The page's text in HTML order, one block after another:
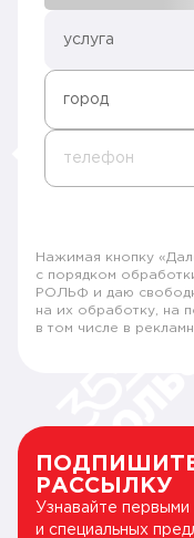
услуга
город
телефон
Нажимая кнопку
с порядком
РОЛЬФ и даю
на их обработку, на
в том числе в
РАССЫЛКУ
Узнавайте первыми
и специальных